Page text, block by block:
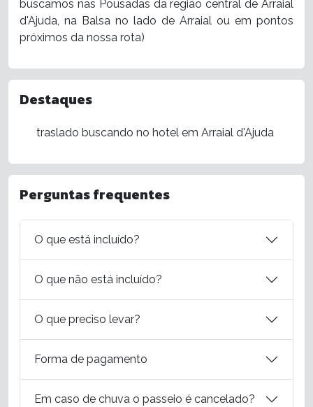
buscamos nas Pousadas da região central de Arraial
d'Ajuda, na Balsa no lado de Arraial ou em pontos
próximos da nossa rota)
Destaques
traslado buscando no hotel em Arraial d'Ajuda
Perguntas frequentes
O que está incluído?
O que não está incluído?
O que preciso levar?
Forma de pagamento
Em caso de chuva o passeio é cancelado?